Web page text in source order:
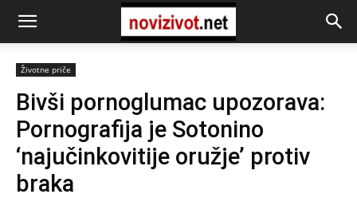
Životne priče
Bivši pornoglumac upozorava:
Pornografija je Sotonino
‘najučinkovitije oružje’ protiv
braka